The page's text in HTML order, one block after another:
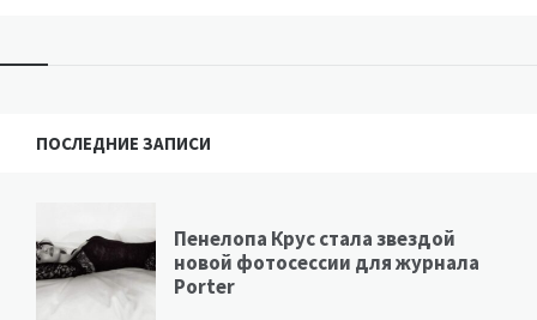
ПОСЛЕДНИЕ ЗАПИСИ
Пенелопа Крус стала звездой
новой фотосессии для журнала
Porter